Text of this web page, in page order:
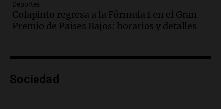
Audio. Borges, abogada de Pourrain:
"Tres hombres se lo llevaron para
hacerle preguntas y nunca regresó"
Episodios
metros del río Suquía y retiraron hasta
Deportes
Colapinto regresa a la Fórmula 1 en el Gran
Premio de Países Bajos: horarios y detalles
Sociedad